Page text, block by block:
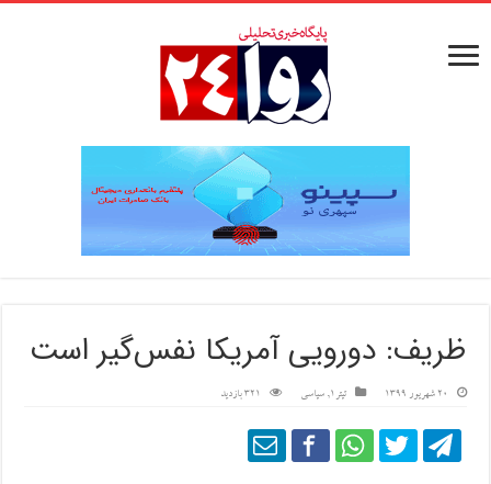
ظریف: دورویی آمریکا نفس‌گیر است
20 شهریور 1399 تیتر1 ,سیاسی 321 بازدید